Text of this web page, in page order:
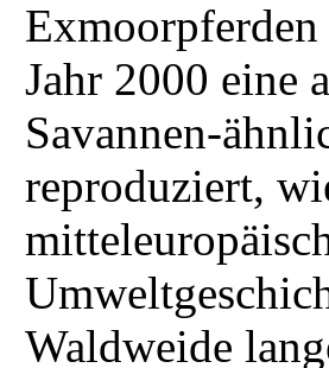
Jahr 2000 eine
Savannen-
reproduziert,
Waldweide